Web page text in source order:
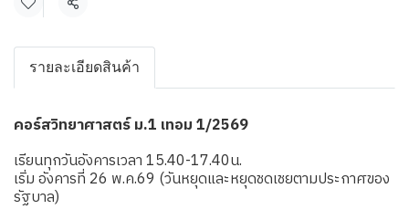
แชร์
รายละเอียดสินค้า
คอร์สวิทยาศาสตร์ ม.1 เทอม 1/2569
เรียนทุกวันอังคารเวลา 15.40-17.40น.
เริ่ม อังคารที่ 26 พ.ค.69 (วันหยุดและหยุดชดเชยตามประกาศของ
รัฐบาล)